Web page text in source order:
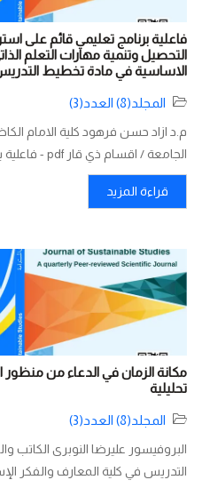
التحصيل وتنمية مهارات التعلم
الاساسية في مادة تخطيط
المجلد(8) العدد(3)
م.د ازاد حسن فرهود كلية الامام
الجامعة / اقسام ذي قار pdf - فاعلية برنامج...
قراءة المزيد
مكانة الزمان في الدعاء من منظور
تحليلية
المجلد(8) العدد(3)
البروفيسور علیرضا النوبری
التدريس في كلية المعارف والفكر